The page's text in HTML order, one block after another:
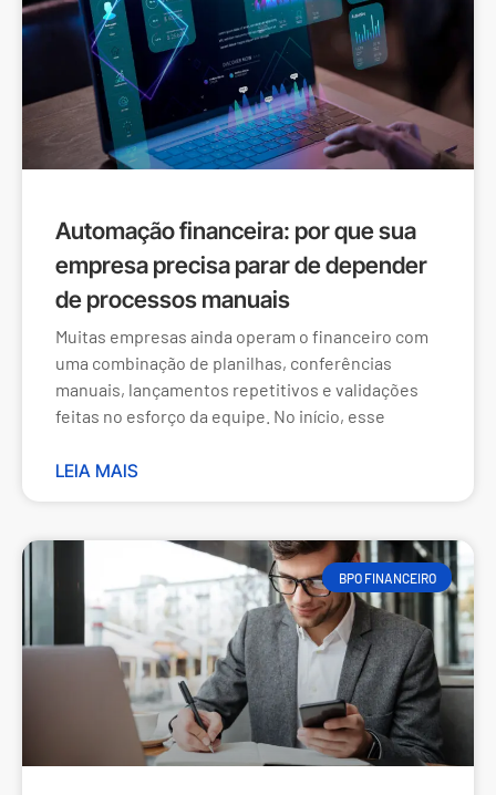
Automação financeira: por que sua
empresa precisa parar de depender
de processos manuais
Muitas empresas ainda operam o financeiro com
uma combinação de planilhas, conferências
manuais, lançamentos repetitivos e validações
feitas no esforço da equipe. No início, esse
LEIA MAIS
BPO FINANCEIRO